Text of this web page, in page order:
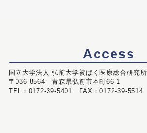
Access
国立大学法人 弘前大学被ばく医療総合研究所
〒036-8564 青森県弘前市本町66-1
TEL：0172-39-5401 FAX：0172-39-5514